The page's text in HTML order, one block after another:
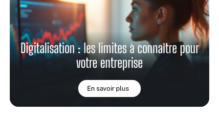
Digitalisation : les limites à connaître pour
votre entreprise
En savoir plus